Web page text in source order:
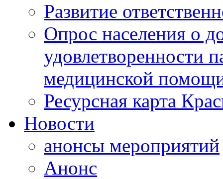
Развитие
Опрос населения о
удовлетворенности
медицинской
Ресурсная карта
Новости
анонсы мероприятий
Анонс